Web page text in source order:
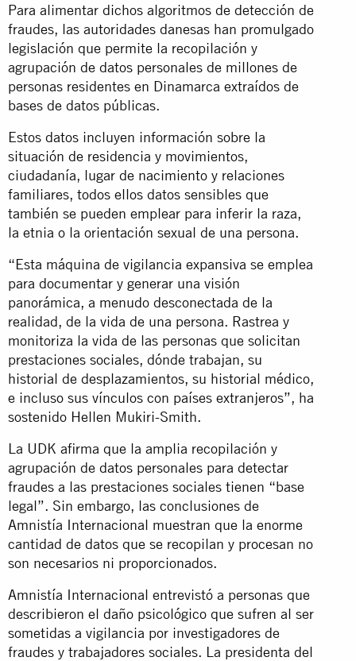
Para alimentar dichos algoritmos de detección de
fraudes, las autoridades danesas han promulgado
legislación que permite la recopilación y
agrupación de datos personales de millones de
personas residentes en Dinamarca extraídos de
bases de datos públicas.
Estos datos incluyen información sobre la
situación de residencia y movimientos,
ciudadanía, lugar de nacimiento y relaciones
familiares, todos ellos datos sensibles que
también se pueden emplear para inferir la raza,
la etnia o la orientación sexual de una persona.
“Esta máquina de vigilancia expansiva se emplea
para documentar y generar una visión
panorámica, a menudo desconectada de la
realidad, de la vida de una persona. Rastrea y
monitoriza la vida de las personas que solicitan
prestaciones sociales, dónde trabajan, su
historial de desplazamientos, su historial médico,
e incluso sus vínculos con países extranjeros”, ha
sostenido Hellen Mukiri-Smith.
La UDK afirma que la amplia recopilación y
agrupación de datos personales para detectar
fraudes a las prestaciones sociales tienen “base
legal”. Sin embargo, las conclusiones de
Amnistía Internacional muestran que la enorme
cantidad de datos que se recopilan y procesan no
son necesarios ni proporcionados.
Amnistía Internacional entrevistó a personas que
describieron el daño psicológico que sufren al ser
sometidas a vigilancia por investigadores de
fraudes y trabajadores sociales. La presidenta del